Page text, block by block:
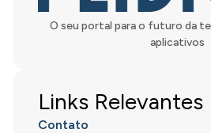
O seu portal para o futuro da
aplicativos
Links Relevantes
Contato